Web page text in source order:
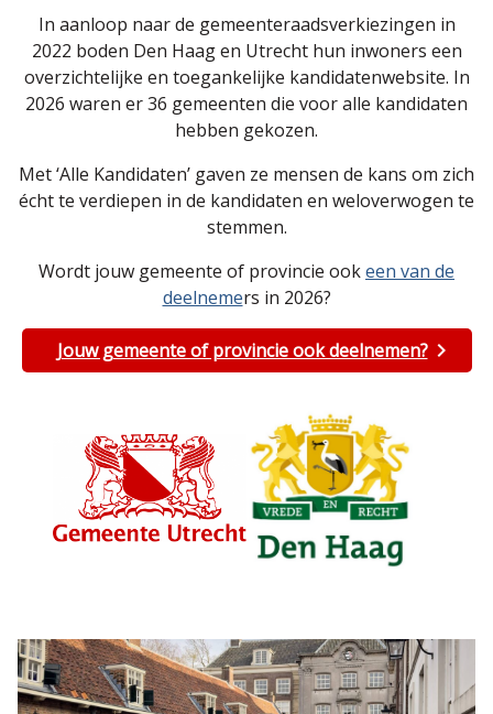
In aanloop naar de gemeenteraadsverkiezingen in
2022 boden Den Haag en Utrecht hun inwoners een
overzichtelijke en toegankelijke kandidatenwebsite. In
2026 waren er 36 gemeenten die voor alle kandidaten
hebben gekozen.
Met ‘Alle Kandidaten’ gaven ze mensen de kans om zich
écht te verdiepen in de kandidaten en weloverwogen te
stemmen.
Wordt jouw gemeente of provincie ookeen van de
deelnemers in 2026?
Jouw gemeente of provincie ook deelnemen?